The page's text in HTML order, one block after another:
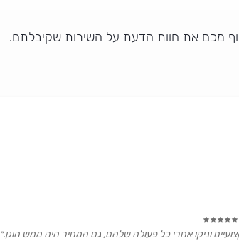
מכם את חוות הדעת על השירות שקיבלתם.
וניקו אחרי כל פעולה שלהם, גם המחיר היה ממש הוגן.״